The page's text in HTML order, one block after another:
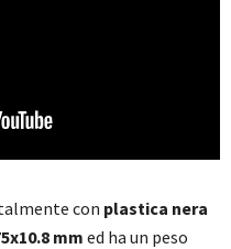
con plastica nera
mm ed ha un peso